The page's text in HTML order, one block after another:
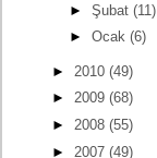
► Şubat (11)
► Ocak (6)
► 2010 (49)
► 2009 (68)
► 2008 (55)
► 2007 (49)